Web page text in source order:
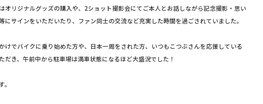
オリジナルグッズの購入や、2ショット撮影会にてご本人とお話しながら記念撮影・思い
にサインをいただいたり、ファン同士の交流など充実した時間を過ごされていました。
けでバイクに乗り始めた方や、日本一周をされた方、いつもこつぶさんを応援している
だき、午前中から駐車場は満車状態になるほど大盛況でした！